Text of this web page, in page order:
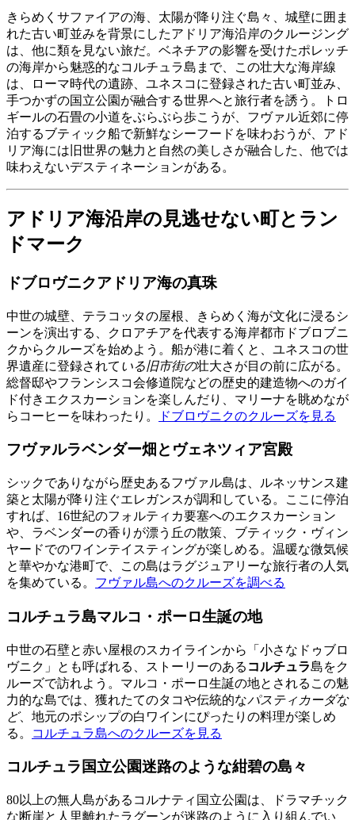
きらめくサファイアの海、太陽が降り注ぐ島々、城壁に囲ま
れた古い町並みを背景にしたアドリア海沿岸のクルージング
は、他に類を見ない旅だ。ベネチアの影響を受けたポレッチ
の海岸から魅惑的なコルチュラ島まで、この壮大な海岸線
は、ローマ時代の遺跡、ユネスコに登録された古い町並み、
手つかずの国立公園が融合する世界へと旅行者を誘う。トロ
ギールの石畳の小道をぶらぶら歩こうが、フヴァル近郊に停
泊するブティック船で新鮮なシーフードを味わおうが、アド
リア海には旧世界の魅力と自然の美しさが融合した、他では
味わえないデスティネーションがある。
アドリア海沿岸の見逃せない町とラン
ドマーク
ドブロヴニクアドリア海の真珠
中世の城壁、テラコッタの屋根、きらめく海が文化に浸るシ
ーンを演出する、クロアチアを代表する海岸都市ドブロブニ
クからクルーズを始めよう。船が港に着くと、ユネスコの世
界遺産に登録されて いる旧市街の壮大さが目の前に広がる。
総督邸やフランシスコ会修道院などの歴史的建造物へのガイ
ド付きエクスカーションを楽しんだり、マリーナを眺めなが
らコーヒーを味わったり。
ドブロヴニクのクルーズを見る
フヴァルラベンダー畑とヴェネツィア宮殿
シックでありながら歴史あるフヴァル島は、ルネッサンス建
築と太陽が降り注ぐエレガンスが調和している。ここに停泊
すれば、16世紀のフォルティカ要塞へのエクスカーション
や、ラベンダーの香りが漂う丘の散策、ブティック・ヴィン
ヤードでのワインテイスティングが楽しめる。温暖な微気候
と華やかな港町で、この島はラグジュアリーな旅行者の人気
を集めている。 フヴァル島へのクルーズを調べる
コルチュラ島マルコ・ポーロ生誕の地
中世の石壁と赤い屋根のスカイラインから「小さなドゥブロ
ヴニク」とも呼ばれる、ストーリーのある コルチュラ島をク
ルーズで訪れよう。マルコ・ポーロ生誕の地とされるこの魅
力的な島では、獲れたてのタコや伝統的なパスティカーダな
ど、地元のポシップの白ワインにぴったりの料理が楽しめ
る。
コルチュラ島へのクルーズを見る
コルチュラ国立公園迷路のような紺碧の島々
80以上の無人島があるコルナティ国立公園は、ドラマチック
な断崖と人里離れたラグーンが迷路のように入り組んでい